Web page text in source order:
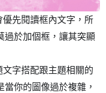
優先閱讀框內文字，所
過於加個框，讓其突顯
文字搭配跟主題相關的
你的圖像過於複雜，